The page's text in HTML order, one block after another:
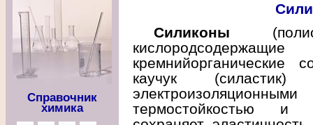
Справочник
химика
Силиконы
кремнийорганические
каучук
термостойкостью и